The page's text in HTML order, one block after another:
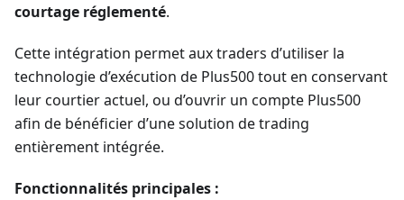
courtage réglementé.
Cette intégration permet aux traders d’utiliser la
technologie d’exécution de Plus500 tout en conservant
leur courtier actuel, ou d’ouvrir un compte Plus500
afin de bénéficier d’une solution de trading
entièrement intégrée.
Fonctionnalités principales :